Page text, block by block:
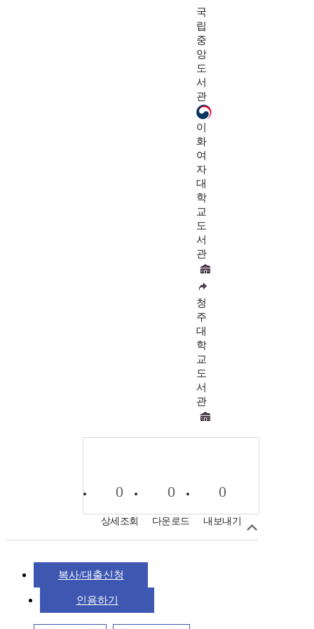
국
립
중
앙
도
서
관
이
화
여
자
대
학
교
도
서
관
청
주
대
학
교
도
서
관
0
상세조회
0
다운로드
0
내보내기
복사/대출신청
인용하기